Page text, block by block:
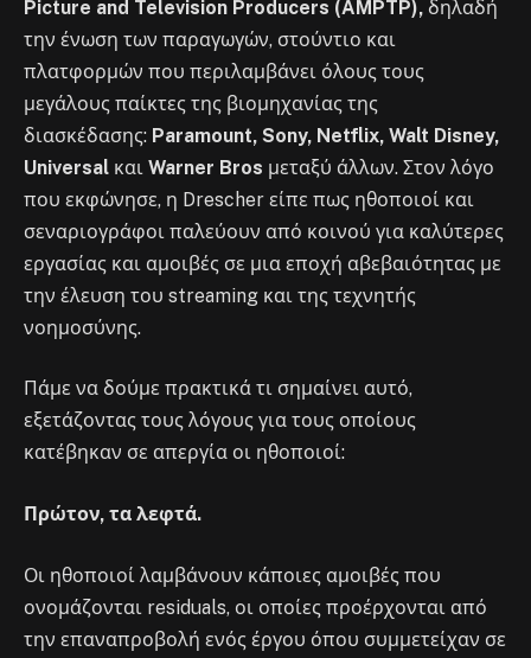
Picture and Television Producers (AMPTP), δηλαδή
την ένωση των παραγωγών, στούντιο και
πλατφορμών που περιλαμβάνει όλους τους
μεγάλους παίκτες της βιομηχανίας της
διασκέδασης: Paramount, Sony, Netflix, Walt Disney,
Universal και Warner Bros μεταξύ άλλων. Στον λόγο
που εκφώνησε, η Drescher είπε πως ηθοποιοί και
σεναριογράφοι παλεύουν από κοινού για καλύτερες
εργασίας και αμοιβές σε μια εποχή αβεβαιότητας με
την έλευση του streaming και της τεχνητής
νοημοσύνης.
Πάμε να δούμε πρακτικά τι σημαίνει αυτό,
εξετάζοντας τους λόγους για τους οποίους
κατέβηκαν σε απεργία οι ηθοποιοί:
Πρώτον, τα λεφτά.
Οι ηθοποιοί λαμβάνουν κάποιες αμοιβές που
ονομάζονται residuals, οι οποίες προέρχονται από
την επαναπροβολή ενός έργου όπου συμμετείχαν σε